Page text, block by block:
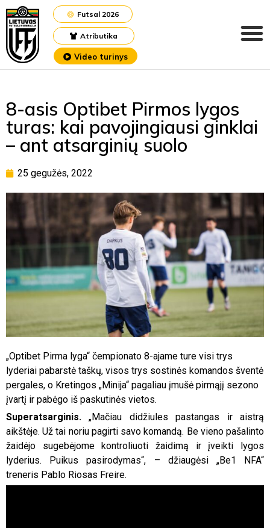
Atributika
Futsal 2026
Video turinys
8-asis Optibet Pirmos lygos
turas: kai pavojingiausi ginklai
– ant atsarginių suolo
25 gegužės, 2022
„Optibet Pirma lyga“ čempionato 8-ajame ture visi trys
lyderiai pabarstė taškų, visos trys sostinės komandos šventė
pergales, o Kretingos „Minija“ pagaliau įmušė pirmąjį sezono
įvartį ir pabėgo iš paskutinės vietos.
Superatsarginis. „Mačiau didžiules pastangas ir aistrą
aikštėje. Už tai noriu pagirti savo komandą. Be vieno pašalinto
žaidėjo sugebėjome kontroliuoti žaidimą ir įveikti lygos
lyderius. Puikus pasirodymas“, – džiaugėsi „Be1 NFA“
treneris Pablo Riosas Freire.